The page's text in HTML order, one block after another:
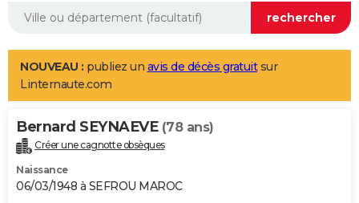
Aménagement intérieur
LIFESTYLE
Art de vivre
Bien-être
Loisirs
Mode
Modes de vie
Alimentation
Guide de la santé
Maladies
Médicaments
Sommeil
VOYAGE
Destinations
City break
Voyage nature
Voyage de noces
Forum
Climat
+PHOTO
GUIDES D'ACHAT
NOUVEAU : publiez un avis de décès gratuitsur
Linternaute.com
Bernard SEYNAEVE (78 ans)
Créer une cagnotte obsèques
Naissance
06/03/1948 à SEFROU MAROC